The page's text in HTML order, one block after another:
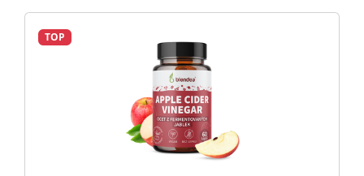
TOP